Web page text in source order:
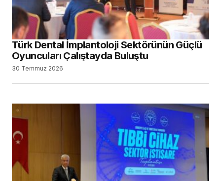
Türk Dental İmplantoloji Sektörünün Güçlü
Oyuncuları Çalıştayda Buluştu
30 Temmuz 2026